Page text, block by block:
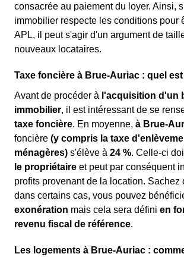
consacrée au paiement du loyer. Ainsi,
immobilier respecte les conditions pour
APL, il peut s'agir d'un argument de
nouveaux locataires.
Taxe foncière à Brue-Auriac : quel
Avant de procéder à l'acquisition d'un
immobilier, il est intéressant de se
taxe foncière. En moyenne, à Brue-
foncière (y compris la taxe
ménagères) s'élève à 24 %. Celle-ci
le propriétaire et peut par conséquent
profits provenant de la location. Sachez
dans certains cas, vous pouvez
exonération mais cela sera défini en
revenu fiscal de référence.
Les logements à Brue-Auriac :